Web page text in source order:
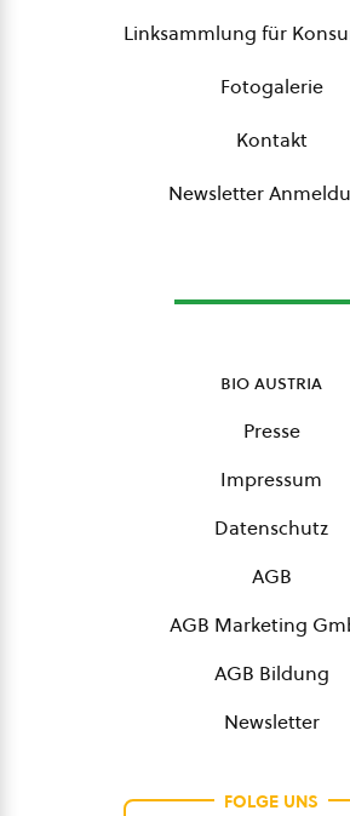
Linksammlung für
Fotogalerie
Kontakt
Newsletter
bio austria
Presse
Impressum
Datenschutz
AGB
AGB Marketing
AGB Bildung
Newsletter
FOLGE UNS